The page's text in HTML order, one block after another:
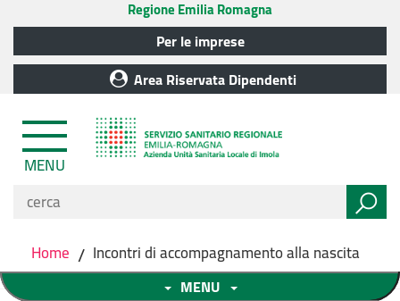
Regione Emilia Romagna
Per le imprese
Area Riservata Dipendenti
MENU
Home / Incontri di accompagnamento alla nascita
MENU